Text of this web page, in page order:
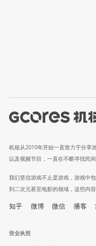
机核从2010年开始一直致力于分享
以及视频节目，一直在不断寻找民
我们坚信游戏不止是游戏，游戏中
到二次元甚至电影的领域，这些内
知乎 微博 微信 播客
营业执照